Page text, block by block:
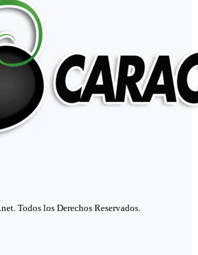
Todos los Derechos Reservados.